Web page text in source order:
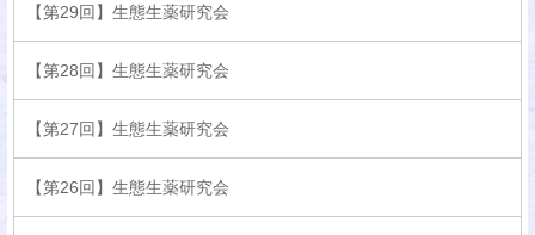
【第29回】生態生薬研究会
【第28回】生態生薬研究会
【第27回】生態生薬研究会
【第26回】生態生薬研究会